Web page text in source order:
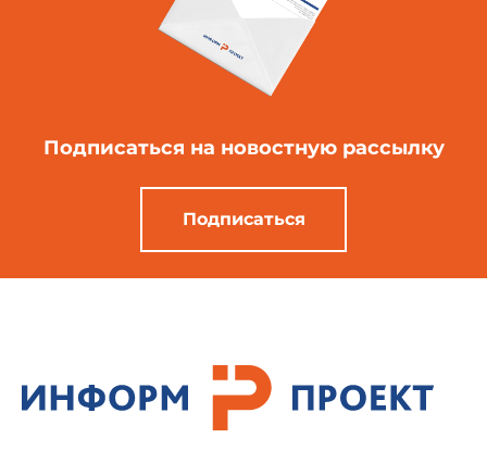
Подписаться на новостную рассылку
Подписаться